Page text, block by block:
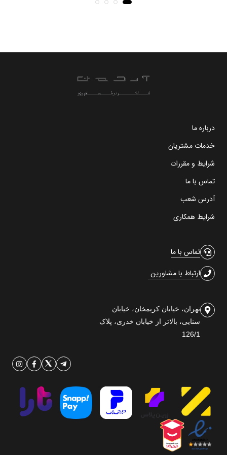
درباره ما
خدمات مشتریان
شرایط و مقررات
تماس با ما
آدرس شعب
شرایط همکاری
تماس با ما
ارتباط با مشاورین
تهران، خیابان کریمخان، خیابان
سنایی، بالاتر از خیابان خدری، پلاک
126/1